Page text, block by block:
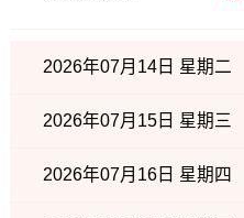
2026年07月14日 星期二
2026年07月15日 星期三
2026年07月16日 星期四